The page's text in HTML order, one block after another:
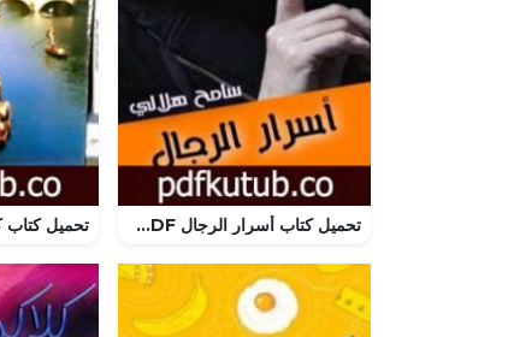
تحميل كتاب أسرار الرجال PDF تأليف سامح هلالي مجانا [كامل]